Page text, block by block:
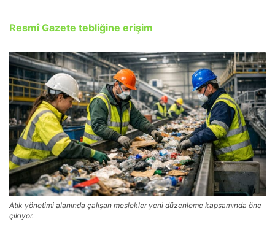
Resmî Gazete tebliğine erişim
Atık yönetimi alanında çalışan meslekler yeni düzenleme kapsamında öne
çıkıyor.